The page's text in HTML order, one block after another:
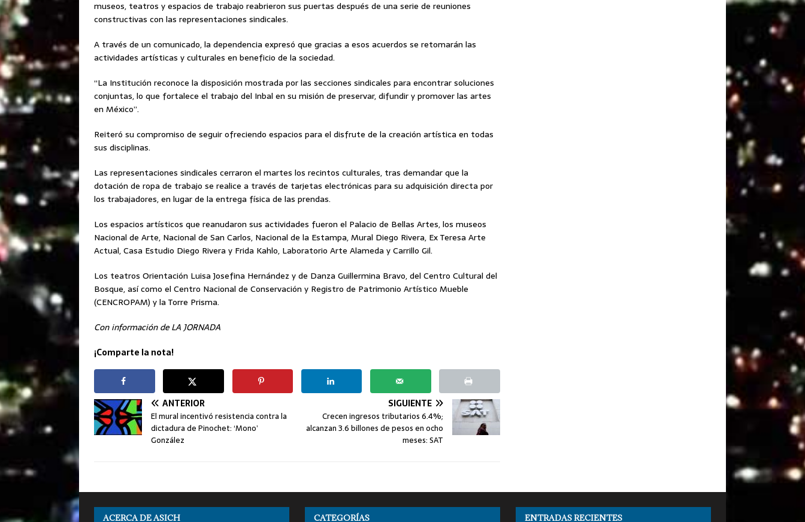
museos, teatros y espacios de trabajo reabrieron sus puertas después de una serie de reuniones
constructivas con las representaciones sindicales.
A través de un comunicado, la dependencia expresó que gracias a esos acuerdos se retomarán las
actividades artísticas y culturales en beneficio de la sociedad.
“La Institución reconoce la disposición mostrada por las secciones sindicales para encontrar soluciones
conjuntas, lo que fortalece el trabajo del Inbal en su misión de preservar, difundir y promover las artes
en México”.
Reiteró su compromiso de seguir ofreciendo espacios para el disfrute de la creación artística en todas
sus disciplinas.
Las representaciones sindicales cerraron el martes los recintos culturales, tras demandar que la
dotación de ropa de trabajo se realice a través de tarjetas electrónicas para su adquisición directa por
los trabajadores, en lugar de la entrega física de las prendas.
Los espacios artísticos que reanudaron sus actividades fueron el Palacio de Bellas Artes, los museos
Nacional de Arte, Nacional de San Carlos, Nacional de la Estampa, Mural Diego Rivera, Ex Teresa Arte
Actual, Casa Estudio Diego Rivera y Frida Kahlo, Laboratorio Arte Alameda y Carrillo Gil.
Los teatros Orientación Luisa Josefina Hernández y de Danza Guillermina Bravo, del Centro Cultural del
Bosque, así como el Centro Nacional de Conservación y Registro de Patrimonio Artístico Mueble
(CENCROPAM) y la Torre Prisma.
Con información de LA JORNADA
¡Comparte la nota!
ANTERIOR
El mural incentivó resistencia contra la
dictadura de Pinochet: ‘Mono’
González
SIGUIENTE
Crecen ingresos tributarios 6.4%;
alcanzan 3.6 billones de pesos en ocho
meses: SAT
ACERCA DE ASICH CATEGORÍAS ENTRADAS RECIENTES